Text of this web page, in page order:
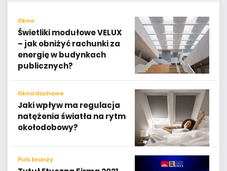
Świetliki modułowe VELUX
– jak obniżyć rachunki za
energię w budynkach
publicznych?
Okna dachowe
Jaki wpływ ma regulacja
natężenia światła na rytm
okołodobowy?
Puls branży
Tytuł Etyczna Firma 2021
dla VELUX